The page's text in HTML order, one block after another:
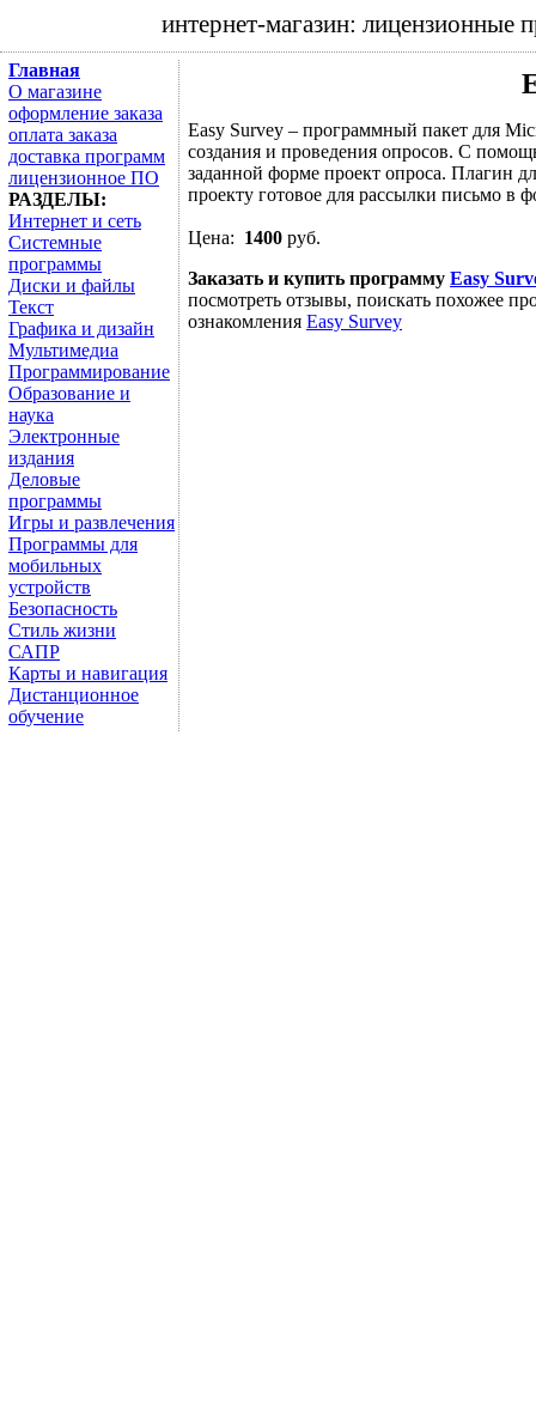
интернет-магазин:
Главная
О магазине
оформление заказа
оплата заказа
доставка программ
лицензионное ПО
РАЗДЕЛЫ:
Интернет и сеть
Системные
программы
Диски и файлы
Текст
Графика и дизайн
Мультимедиа
Программирование
Образование и
наука
Электронные
издания
Деловые
программы
Игры и развлечения
Программы для
мобильных
устройств
Безопасность
Стиль жизни
САПР
Карты и навигация
Дистанционное
обучение
Easy Survey – программный пакет для
создания и проведения опросов. С
заданной форме проект опроса. Плагин
проекту готовое для рассылки письмо в
Цена: 1400 руб.
Заказать и купить программу Easy
посмотреть отзывы, поискать похожее
ознакомления Easy Survey